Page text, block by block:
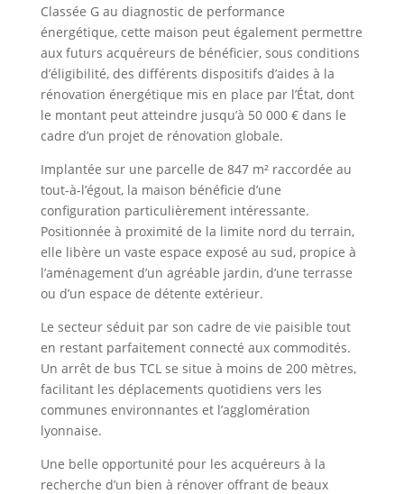
Classée G au diagnostic de performance
énergétique, cette maison peut également permettre
aux futurs acquéreurs de bénéficier, sous conditions
d’éligibilité, des différents dispositifs d’aides à la
rénovation énergétique mis en place par l’État, dont
le montant peut atteindre jusqu’à 50 000 € dans le
cadre d’un projet de rénovation globale.
Implantée sur une parcelle de 847 m² raccordée au
tout-à-l’égout, la maison bénéficie d’une
configuration particulièrement intéressante.
Positionnée à proximité de la limite nord du terrain,
elle libère un vaste espace exposé au sud, propice à
l’aménagement d’un agréable jardin, d’une terrasse
ou d’un espace de détente extérieur.
Le secteur séduit par son cadre de vie paisible tout
en restant parfaitement connecté aux commodités.
Un arrêt de bus TCL se situe à moins de 200 mètres,
facilitant les déplacements quotidiens vers les
communes environnantes et l’agglomération
lyonnaise.
Une belle opportunité pour les acquéreurs à la
recherche d’un bien à rénover offrant de beaux